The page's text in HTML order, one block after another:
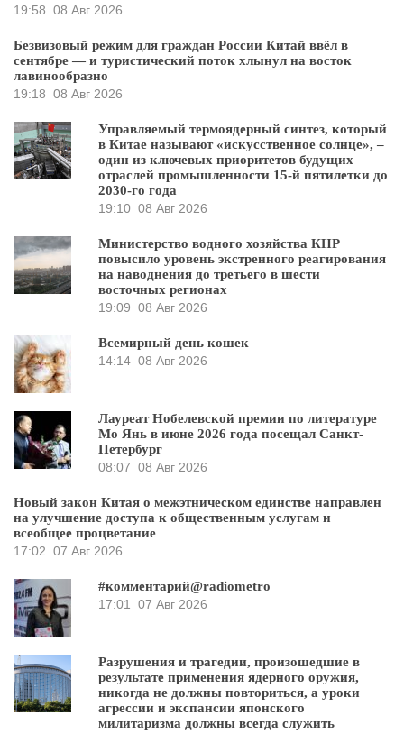
19:58 08 Авг 2026
Безвизовый режим для граждан России Китай ввёл в
сентябре — и туристический поток хлынул на восток
лавинообразно
19:18 08 Авг 2026
Управляемый термоядерный синтез, который
в Китае называют «искусственное солнце», –
один из ключевых приоритетов будущих
отраслей промышленности 15-й пятилетки до
2030-го года
19:10 08 Авг 2026
Министерство водного хозяйства КНР
повысило уровень экстренного реагирования
на наводнения до третьего в шести
восточных регионах
19:09 08 Авг 2026
Всемирный день кошек
14:14 08 Авг 2026
Лауреат Нобелевской премии по литературе
Мо Янь в июне 2026 года посещал Санкт-
Петербург
08:07 08 Авг 2026
Новый закон Китая о межэтническом единстве направлен
на улучшение доступа к общественным услугам и
всеобщее процветание
17:02 07 Авг 2026
#комментарий@radiometro
17:01
07 Авг 2026
Разрушения и трагедии, произошедшие в
результате применения ядерного оружия,
никогда не должны повториться, а уроки
агрессии и экспансии японского
милитаризма должны всегда служить